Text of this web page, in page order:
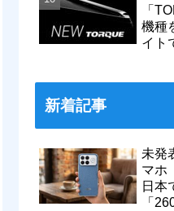
「
機種
イト
新着記事
未発
マホ
日本
「